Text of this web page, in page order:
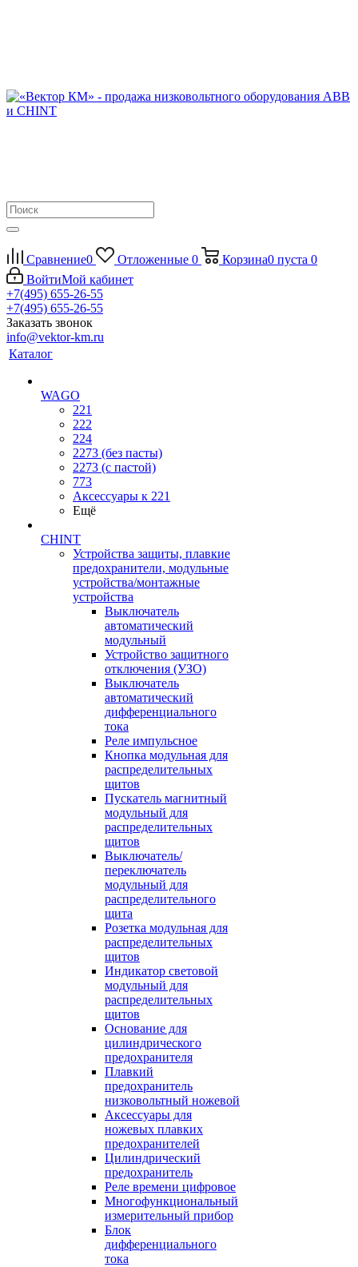
Сравнение0 Отложенные 0 Корзина0 пуста 0
ВойтиМой кабинет
+7(495) 655-26-55
+7(495) 655-26-55
Заказать звонок
info@vektor-km.ru
Каталог
WAGO
221
222
224
2273 (без пасты)
2273 (с пастой)
773
Аксессуары к 221
Ещё
CHINT
Устройства защиты, плавкие
предохранители, модульные
устройства/монтажные
устройства
Выключатель
автоматический
модульный
Устройство защитного
отключения (УЗО)
Выключатель
автоматический
дифференциального
тока
Реле импульсное
Кнопка модульная для
распределительных
щитов
Пускатель магнитный
модульный для
распределительных
щитов
Выключатель/
переключатель
модульный для
распределительного
щита
Розетка модульная для
распределительных
щитов
Индикатор световой
модульный для
распределительных
щитов
Основание для
цилиндрического
предохранителя
Плавкий
предохранитель
низковольтный ножевой
Аксессуары для
ножевых плавких
предохранителей
Цилиндрический
предохранитель
Реле времени цифровое
Многофункциональный
измерительный прибор
Блок
дифференциального
тока